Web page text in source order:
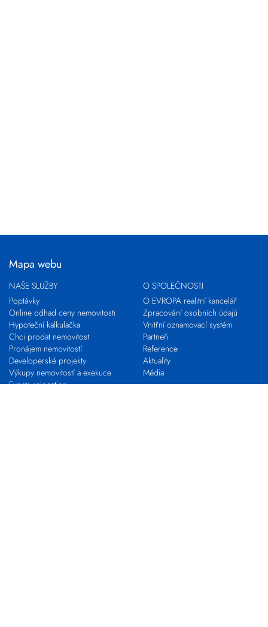
Mapa webu
NAŠE SLUŽBY
Poptávky
Online odhad ceny nemovitosti
Hypoteční kalkulačka
Chci prodat nemovitost
Pronájem nemovitostí
Developerské projekty
Výkupy nemovitostí a exekuce
Expats relocation
O SPOLEČNOSTI
O EVROPA realitní kancelář
Zpracování osobních údajů
Vnitřní oznamovací systém
Partneři
Reference
Aktuality
Média